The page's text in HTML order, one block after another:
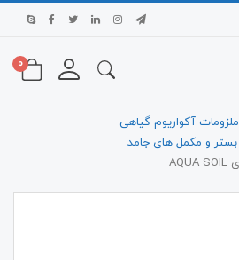
0
ملزومات آکواریوم گیاهی
بستر و مکمل های جامد